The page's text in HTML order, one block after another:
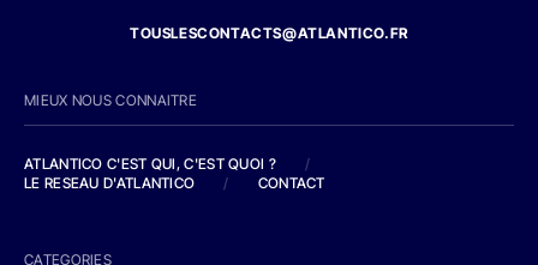
TOUSLESCONTACTS@ATLANTICO.FR
MIEUX NOUS CONNAITRE
ATLANTICO C'EST QUI, C'EST QUOI ?
/
LE RESEAU D'ATLANTICO
/ CONTACT
CATEGORIES